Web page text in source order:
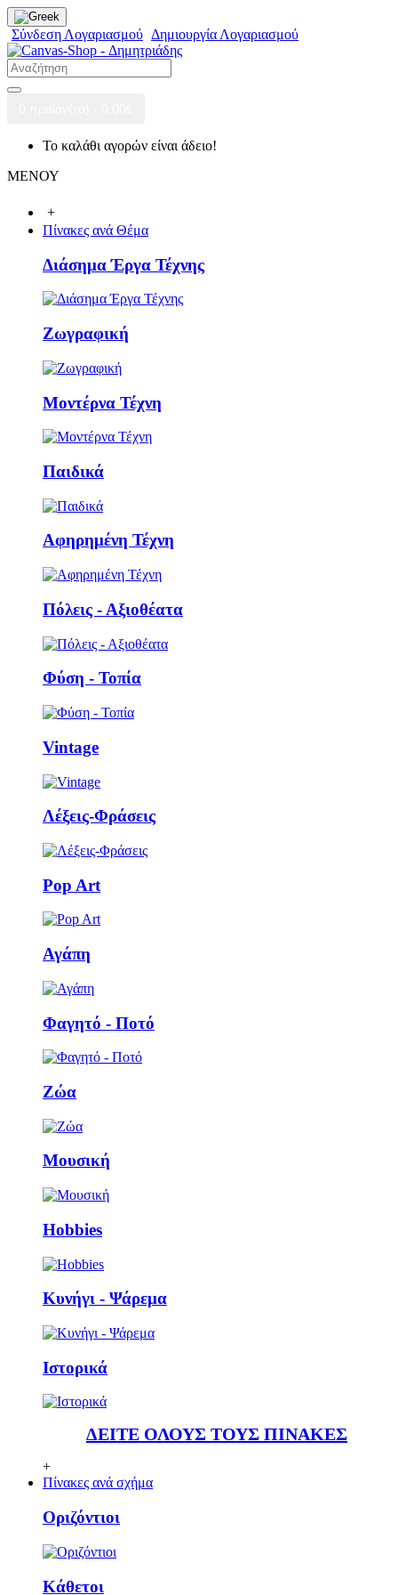
Σύνδεση Λογαριασμού Δημιουργία Λογαριασμού
Το καλάθι αγορών είναι άδειο!
ΜΕΝΟΥ
+
Πίνακες ανά Θέμα
Διάσημα Έργα Τέχνης
Ζωγραφική
Μοντέρνα Τέχνη
Παιδικά
Αφηρημένη Τέχνη
Πόλεις - Αξιοθέατα
Φύση - Τοπία
Vintage
Λέξεις-Φράσεις
Pop Art
Αγάπη
Φαγητό - Ποτό
Ζώα
Μουσική
Ηobbies
Κυνήγι - Ψάρεμα
Ιστορικά
ΔΕΙΤΕ ΟΛΟΥΣ ΤΟΥΣ ΠΙΝΑΚΕΣ
+
Πίνακες ανά σχήμα
Οριζόντιοι
Κάθετoι